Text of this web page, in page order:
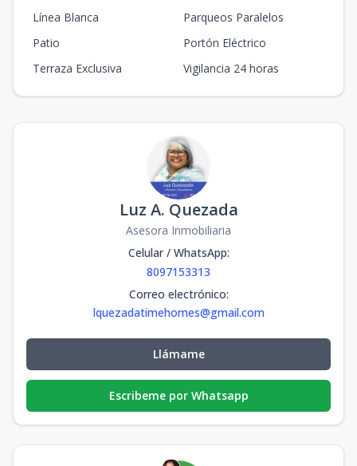
Línea Blanca
Parqueos Paralelos
Patio
Portón Eléctrico
Terraza Exclusiva
Vigilancia 24 horas
Luz A. Quezada
Asesora Inmobiliaria
Celular / WhatsApp:
8097153313
Correo electrónico:
lquezadatimehomes@gmail.com
Llámame
Escribeme por Whatsapp